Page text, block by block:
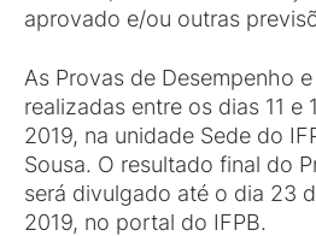
aprovado e/ou outras
As Provas de Desempenho
realizadas entre os dias 11 e
2019, na unidade Sede do
Sousa. O resultado final do
será divulgado até o dia 23
2019, no portal do IFPB.